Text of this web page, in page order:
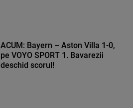
ACUM: Bayern – Aston Villa 1-0,
pe VOYO SPORT 1. Bavarezii
deschid scorul!